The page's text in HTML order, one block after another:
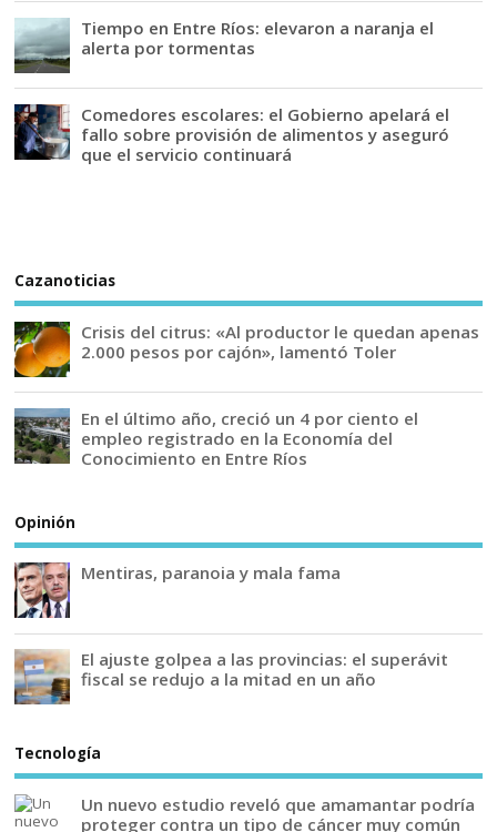
Tiempo en Entre Ríos: elevaron a naranja el
alerta por tormentas
Comedores escolares: el Gobierno apelará el
fallo sobre provisión de alimentos y aseguró
que el servicio continuará
Cazanoticias
Crisis del citrus: «Al productor le quedan apenas
2.000 pesos por cajón», lamentó Toler
En el último año, creció un 4 por ciento el
empleo registrado en la Economía del
Conocimiento en Entre Ríos
Opinión
Mentiras, paranoia y mala fama
El ajuste golpea a las provincias: el superávit
fiscal se redujo a la mitad en un año
Tecnología
Un nuevo estudio reveló que amamantar podría
proteger contra un tipo de cáncer muy común